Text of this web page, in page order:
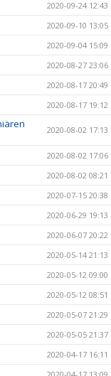
2020-09-24 12:43
2020-09-10 13:05
2020-09-04 15:09
2020-08-27 23:06
2020-08-17 20:49
2020-08-17 19:12
2020-08-02 17:13
2020-08-02 17:06
2020-08-02 08:21
2020-07-15 20:38
2020-06-29 19:13
2020-06-07 20:22
2020-05-14 21:13
2020-05-12 09:00
2020-05-12 08:51
2020-05-07 21:29
2020-05-05 21:37
2020-04-17 16:11